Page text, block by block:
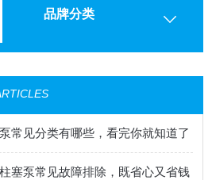
品牌分类
常见分类有哪些，看完你就知道了
塞泵常见故障排除，既省心又省钱